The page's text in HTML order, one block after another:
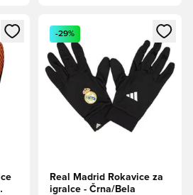
ali vpis kot članOdpre Modal za prijavo ali
-29%
Real Madrid Rokavice za
igralce - Črna/Bela